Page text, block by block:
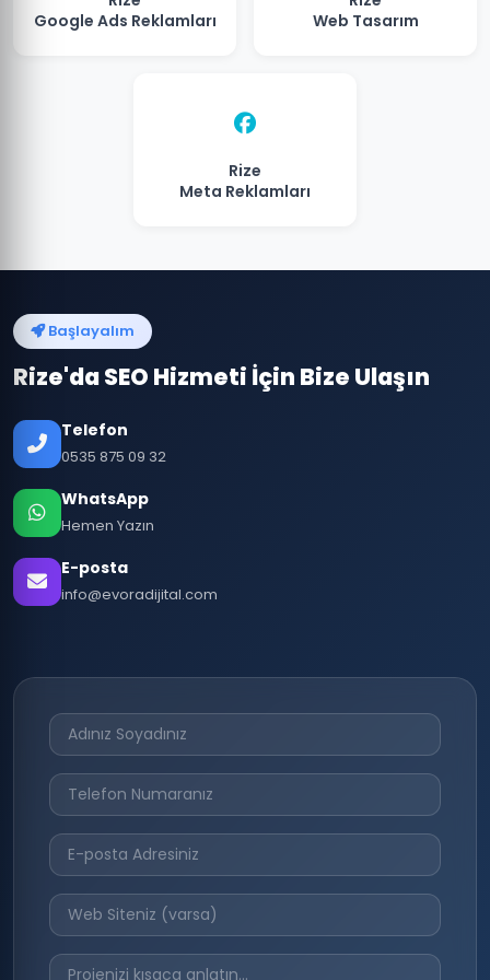
Google Ads Reklamları
Web Tasarım
Rize
Meta Reklamları
Başlayalım
Rize'da SEO Hizmeti İçin Bize Ulaşın
Telefon
0535 875 09 32
WhatsApp
Hemen Yazın
E-posta
info@evoradijital.com